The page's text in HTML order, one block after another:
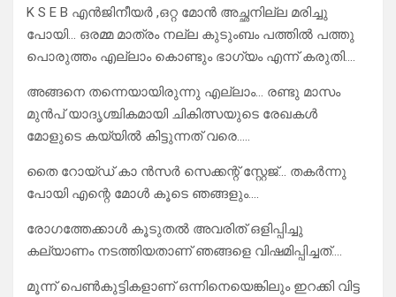
K S E B എൻജിനീയർ ,ഒറ്റ മോൻ അച്ഛനില്ല മരിച്ചു
പോയി… ഒരമ്മ മാത്രം നല്ല കുടുംബം പത്തിൽ പത്തു
പൊരുത്തം എല്ലാം കൊണ്ടും ഭാഗ്യം എന്ന് കരുതി….
അങ്ങനെ തന്നെയായിരുന്നു എല്ലാം… രണ്ടു മാസം
മുൻപ് യാദൃശ്ചികമായി ചികിത്സയുടെ രേഖകൾ
മോളുടെ കയ്യിൽ കിട്ടുന്നത് വരെ…..
തൈ റോയ്ഡ് കാ ൻസർ സെക്കന്റ്‌ സ്റ്റേജ്… തകർന്നു
പോയി എന്റെ മോൾ കൂടെ ഞങ്ങളും….
രോഗത്തേക്കാൾ കൂടുതൽ അവരിത് ഒളിപ്പിച്ചു
കല്യാണം നടത്തിയതാണ് ഞങ്ങളെ വിഷമിപ്പിച്ചത്….
മൂന്ന് പെൺകുട്ടികളാണ് ഒന്നിനെയെങ്കിലും ഇറക്കി വിട്ട